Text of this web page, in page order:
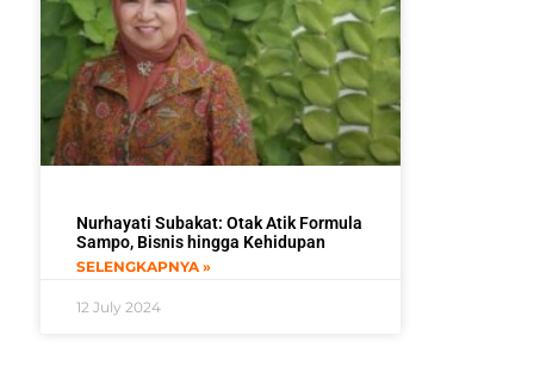
Nurhayati Subakat: Otak Atik Formula
Sampo, Bisnis hingga Kehidupan
SELENGKAPNYA »
12 July 2024